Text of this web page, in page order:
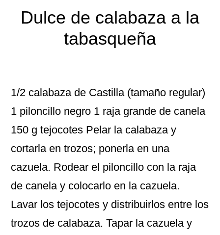
Dulce de calabaza a la
tabasqueña
1/2 calabaza de Castilla (tamaño regular)
1 piloncillo negro 1 raja grande de canela
150 g tejocotes Pelar la calabaza y
cortarla en trozos; ponerla en una
cazuela. Rodear el piloncillo con la raja
de canela y colocarlo en la cazuela.
Lavar los tejocotes y distribuirlos entre los
trozos de calabaza. Tapar la cazuela y